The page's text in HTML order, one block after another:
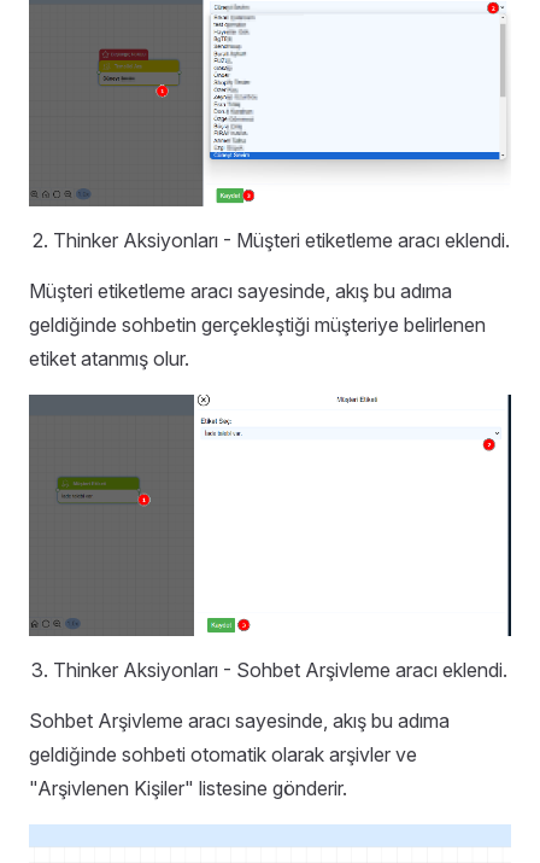
Thinker Aksiyonları - Müşteri etiketleme aracı eklendi.
Müşteri etiketleme aracı sayesinde, akış bu adıma
geldiğinde sohbetin gerçekleştiği müşteriye belirlenen
etiket atanmış olur.
Thinker Aksiyonları - Sohbet Arşivleme aracı eklendi.
Sohbet Arşivleme aracı sayesinde, akış bu adıma
geldiğinde sohbeti otomatik olarak arşivler ve
"Arşivlenen Kişiler" listesine gönderir.